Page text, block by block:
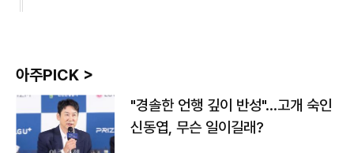
아주PICK >
"경솔한 언행 깊이 반성"…고개 숙인
신동엽, 무슨 일이길래?